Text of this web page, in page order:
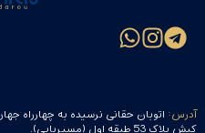
آدرس: اتوبان حقانی نرسیده به چهارراه